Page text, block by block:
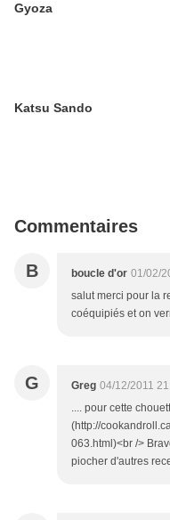
Gyoza
Katsu Sando
Commentaires
B boucle d'or 01/02/
salut merci pour la
coéquipiés et on
G Greg 04/12/2011
.... pour cette
(http://
063.html)<br />
piocher d'autres